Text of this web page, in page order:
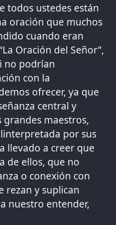
todos ustedes están
oración que muchos
cuando eran
Oración del Señor”,
no podrían
con la
ofrecer, ya que
central y
grandes maestros,
por sus
llevado a creer que
de ellos, que no
o conexión con
rezan y suplican
nuestro entender,